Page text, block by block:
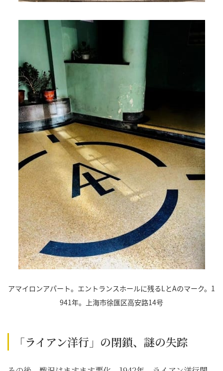
アマイロンアパート。エントランスホールに残るLとAのマーク。1
941年。上海市徐匯区高安路14号
「ライアン洋行」の閉鎖、謎の失踪